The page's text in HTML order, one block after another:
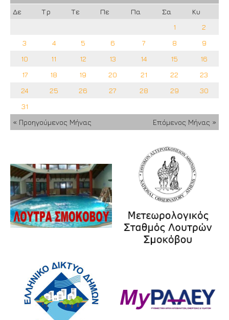
Δε
Τρ Τε Πε Πα Σα
Κυ
1
2
3
4 5 6 7 8
9
10
11 12 13 14 15
16
17
18 19 20 21 22
23
24
25 26 27 28 29
30
31
« Προηγούμενος Μήνας
Επόμενος Μήνας »